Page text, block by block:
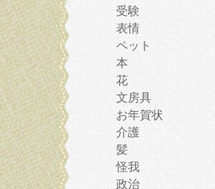
受験
表情
ペット
本
花
文房具
お年賀状
介護
髪
怪我
政治